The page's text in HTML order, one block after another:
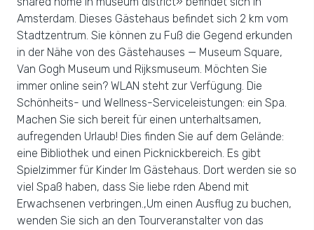
Amsterdam. Dieses Gästehaus befindet sich 2 km vom
Stadtzentrum. Sie können zu Fuß die Gegend erkunden
in der Nähe von des Gästehauses — Museum Square,
Van Gogh Museum und Rijksmuseum. Möchten Sie
immer online sein? WLAN steht zur Verfügung. Die
Schönheits- und Wellness-Serviceleistungen: ein Spa.
Machen Sie sich bereit für einen unterhaltsamen,
aufregenden Urlaub! Dies finden Sie auf dem Gelände:
eine Bibliothek und einen Picknickbereich. Es gibt
Spielzimmer für Kinder Im Gästehaus. Dort werden sie so
viel Spaß haben, dass Sie liebe rden Abend mit
Erwachsenen verbringen.,Um einen Ausflug zu buchen,
wenden Sie sich an den Tourveranstalter von das